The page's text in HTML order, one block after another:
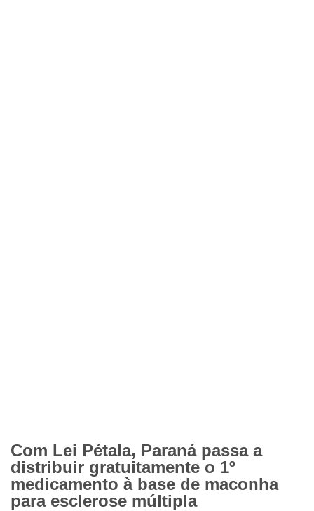
Com Lei Pétala, Paraná passa a
distribuir gratuitamente o 1º
medicamento à base de maconha
para esclerose múltipla